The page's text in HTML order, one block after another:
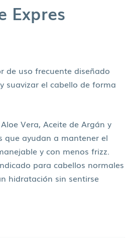
Expres
de uso frecuente diseñado
suavizar el cabello de forma
Vera, Aceite de Argán y
que ayudan a mantener el
y con menos frizz.
para cabellos normales
hidratación sin sentirse